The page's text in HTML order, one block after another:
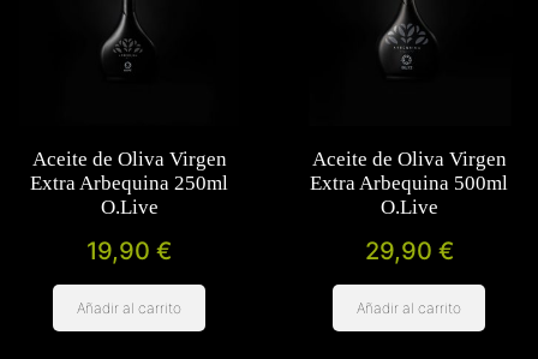
Aceite de Oliva Virgen
Extra Arbequina 250ml
O.Live
19,90 €
Añadir al carrito
Aceite de Oliva Virgen
Extra Arbequina 500ml
O.Live
29,90 €
Añadir al carrito